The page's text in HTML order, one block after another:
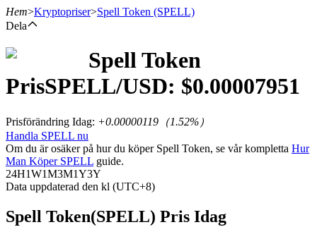
USDT Futures
Hem>Kryptopriser>Spell Token (SPELL)
Dela
Spell Token
PrisSPELL/USD: $0.00007951
Prisförändring Idag: +0.00000119 （1.52%）
Handla SPELL nu
Om du är osäker på hur du köper Spell Token, se vår kompletta Hur
Man Köper SPELL guide.
24H1W1M3M1Y3Y
Data uppdaterad den kl (UTC+8)
Spell Token(SPELL) Pris Idag